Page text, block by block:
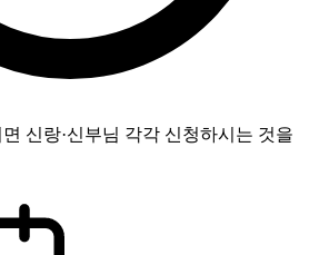
신랑·신부님 각각 신청하시는 것을